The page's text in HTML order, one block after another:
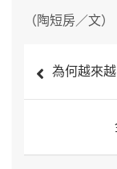
（陶短房／文）
章
導
為何越來